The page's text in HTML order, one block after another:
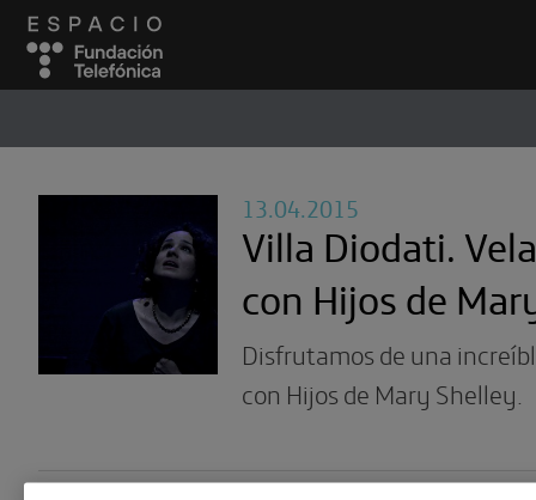
13.04.2015
Villa Diodati.
con Hijos de
Disfrutamos de una
con Hijos de Mary Shelley.